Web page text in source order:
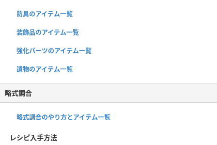
防具のアイテム一覧
装飾品のアイテム一覧
強化パーツのアイテム一覧
遺物のアイテム一覧
略式調合
略式調合のやり方とアイテム一覧
レシピ入手方法